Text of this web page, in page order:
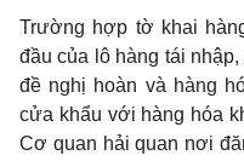
Trường hợp tờ khai
đầu của lô hàng tái
đề nghị hoàn và hàng
cửa khẩu với hàng hóa
Cơ quan hải quan nơi đ